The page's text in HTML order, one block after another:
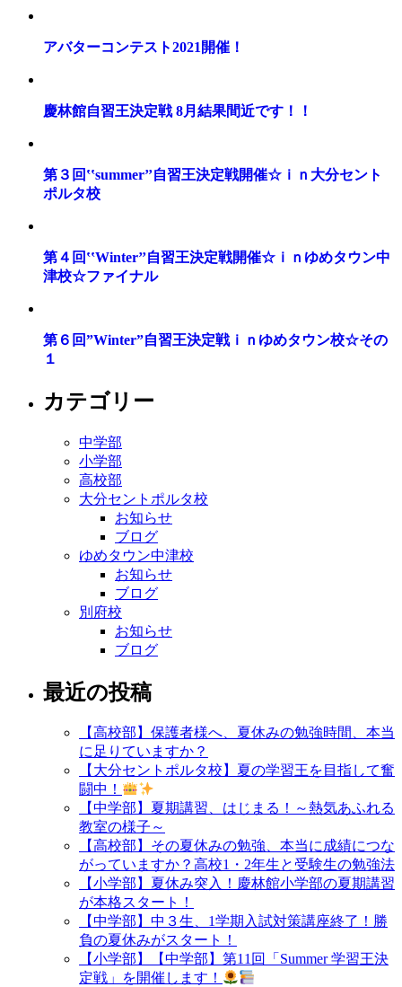
アバターコンテスト2021開催！
慶林館自習王決定戦 8月結果間近です！！
第３回‛‛summer’’自習王決定戦開催☆ｉｎ大分セント
ポルタ校
第４回‛‛Winter’’自習王決定戦開催☆ｉｎゆめタウン中
津校☆ファイナル
第６回”Winter”自習王決定戦ｉｎゆめタウン校☆その
１
カテゴリー
中学部
小学部
高校部
大分セントポルタ校
お知らせ
ブログ
ゆめタウン中津校
お知らせ
ブログ
別府校
お知らせ
ブログ
最近の投稿
【高校部】保護者様へ、夏休みの勉強時間、本当
に足りていますか？
【大分セントポルタ校】夏の学習王を目指して奮
闘中！
【中学部】夏期講習、はじまる！～熱気あふれる
教室の様子～
【高校部】その夏休みの勉強、本当に成績につな
がっていますか？高校1・2年生と受験生の勉強法
【小学部】夏休み突入！慶林館小学部の夏期講習
が本格スタート！
【中学部】中３生、1学期入試対策講座終了！勝
負の夏休みがスタート！
【小学部】【中学部】第11回「Summer 学習王決
定戦」を開催します！